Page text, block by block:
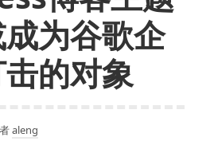
为谷歌企
的对象
aleng